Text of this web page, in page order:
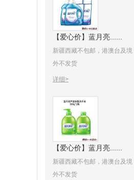
【爱心价】蓝月亮......
新疆西藏不包邮，港澳台及境
外不发货
详细>
【爱心价】蓝月亮......
新疆西藏不包邮，港澳台及境
外不发货